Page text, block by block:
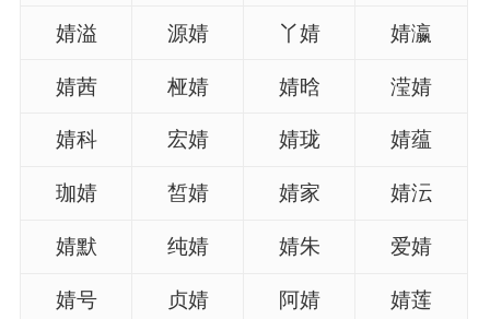
婧溢 源婧 丫婧 婧瀛
婧茜 桠婧 婧晗 滢婧
婧科 宏婧 婧珑 婧蕴
珈婧 皙婧 婧家 婧沄
婧默 纯婧 婧朱 爱婧
婧号 贞婧 阿婧 婧莲